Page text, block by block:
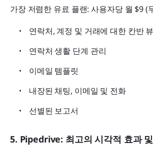
가장 저렴한 유료 플랜: 사용자당 월 $9 (
연락처, 계정 및 거래에 대한 칸반 뷰
연락처 생활 단계 관리
이메일 템플릿
내장된 채팅, 이메일 및 전화
선별된 보고서
5. Pipedrive: 최고의 시각적 효과